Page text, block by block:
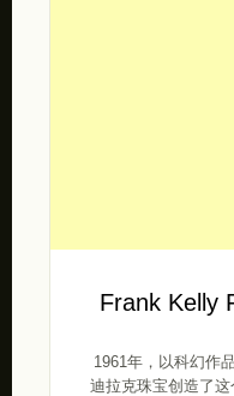
Frank Kelly
1961年，以科幻作
迪拉克珠宝创造了